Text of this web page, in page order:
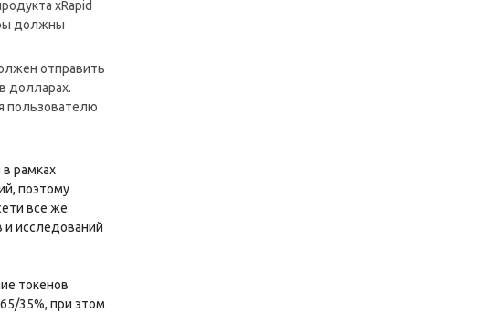
xRapid
должны
отправить
долларах.
пользователю
рамках
поэтому
все же
и исследований
токенов
35%, при этом